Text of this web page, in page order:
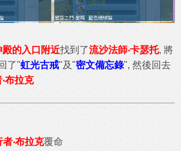
殿的入口附近找到了流沙法師‧卡瑟托, 將
了"虹光古戒"及"密文備忘錄", 然後回去
布拉克
‧布拉克覆命